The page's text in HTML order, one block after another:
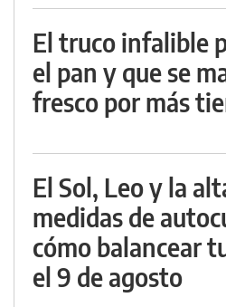
El truco infalible
el pan y que se
fresco por más
El Sol, Leo y la
medidas de
cómo balancear
el 9 de agosto